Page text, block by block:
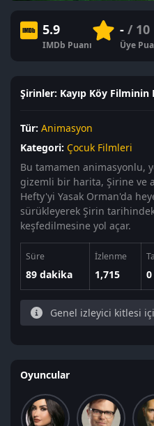
5.9
IMDb Puanı
-/ 10
Üye
Şirinler: Kayıp Köy Filminin
Tür: Animasyon
Kategori: Çocuk Filmleri
Bu tamamen animasyonlu,
gizemli bir harita, Şirine ve
Hefty'yi Yasak Orman'da
sürükleyerek Şirin
keşfedilmesine yol açar.
Süre
89 dakika
İzlenme
1,715 0
Genel izleyici kitlesi
Oyuncular